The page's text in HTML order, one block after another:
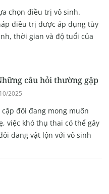
chọn điều trị vô sinh.
điều trị được áp dụng tùy
thời gian và độ tuổi của
câu hỏi thường gặp
2025
đôi đang mong muốn
việc khó thụ thai có thể gây
đang vật lộn với vô sinh